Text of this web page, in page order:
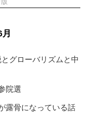
グローバリズムと中
院選
露骨になっている話